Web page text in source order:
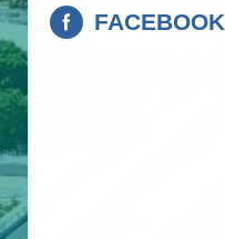
FACEBOOK